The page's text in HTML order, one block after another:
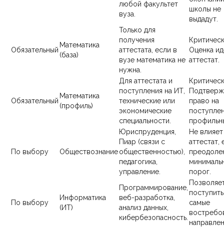
любой факультет
вуза.
школы не
выдадут.
Обязательный
Математика
(база)
Только для
получения
аттестата, если в
вузе математика не
нужна.
Оценка
аттестат.
Обязательный
Математика
(профиль)
Для аттестата и
поступления на ИТ,
технические или
экономические
специальности.
право на
По выбору Обществознание
Юриспруденция,
Пиар (связи с
общественностью),
педагогика,
управление.
Не
аттестат,
порог.
По выбору
Информатика
(ИТ)
Программирование,
веб-разработка,
анализ данных,
кибербезопасность.
самые